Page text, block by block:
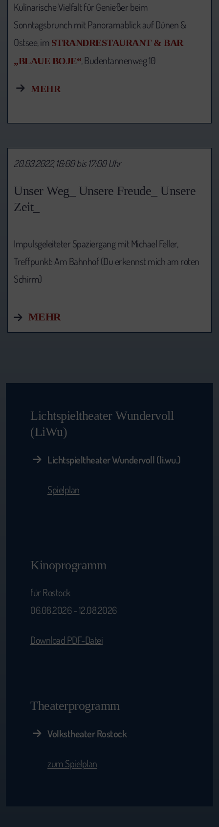
Kulinarische Vielfalt für Genießer beim
Sonntagsbrunch mit Panoramablick auf Dünen &
Ostsee, im STRANDRESTAURANT & BAR
„BLAUE BOJE“, Budentannenweg 10
MEHR
Unser Weg_ Unsere Freude_ Unsere
Zeit_
20.03.2022, 16:00 bis 17:00 Uhr
Impulsgeleiteter Spaziergang mit Michael Feller,
Treffpunkt: Am Bahnhof (Du erkennst mich am roten
Schirm)
MEHR
Lichtspieltheater Wundervoll
(LiWu)
Lichtspieltheater Wundervoll (li.wu.)
Spielplan
Kinoprogramm
für Rostock
06.08.2026 - 12.08.2026
Download PDF-Datei
Theaterprogramm
Volkstheater Rostock
zum Spielplan